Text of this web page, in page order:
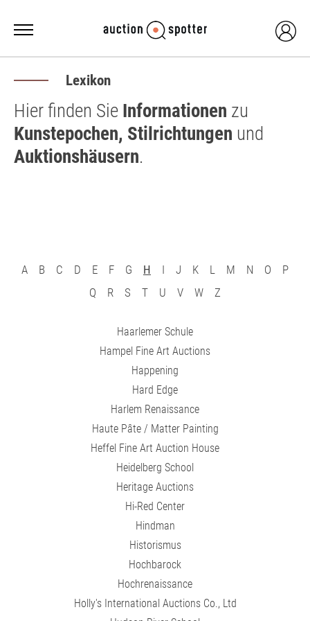
Lexikon
Hier finden Sie Informationen zu
Kunstepochen, Stilrichtungen und
Auktionshäusern.
A B C D E F G H I J K L M N O
P
Q
R S T U V W Z
Haarlemer Schule
Hampel Fine Art Auctions
Happening
Hard Edge
Harlem Renaissance
Haute Pâte / Matter Painting
Heffel Fine Art Auction House
Heidelberg School
Heritage Auctions
Hi-Red Center
Hindman
Historismus
Hochbarock
Hochrenaissance
Holly's International Auctions Co., Ltd